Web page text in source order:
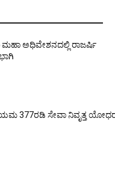
ಮಹಾ ಅಧಿವೇಶನದಲ್ಲಿ ರಾಜರ್ಷಿ
377ರಡಿ ಸೇವಾ ನಿವೃತ್ತ